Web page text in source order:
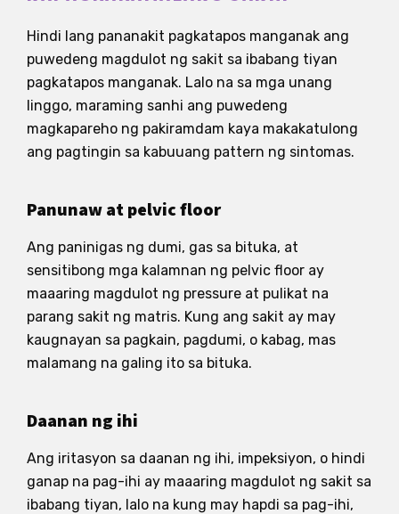
Hindi lang pananakit pagkatapos manganak ang
puwedeng magdulot ng sakit sa ibabang tiyan
pagkatapos manganak. Lalo na sa mga unang
linggo, maraming sanhi ang puwedeng
magkapareho ng pakiramdam kaya makakatulong
ang pagtingin sa kabuuang pattern ng sintomas.
Panunaw at pelvic floor
Ang paninigas ng dumi, gas sa bituka, at
sensitibong mga kalamnan ng pelvic floor ay
maaaring magdulot ng pressure at pulikat na
parang sakit ng matris. Kung ang sakit ay may
kaugnayan sa pagkain, pagdumi, o kabag, mas
malamang na galing ito sa bituka.
Daanan ng ihi
Ang iritasyon sa daanan ng ihi, impeksiyon, o hindi
ganap na pag-ihi ay maaaring magdulot ng sakit sa
ibabang tiyan, lalo na kung may hapdi sa pag-ihi,